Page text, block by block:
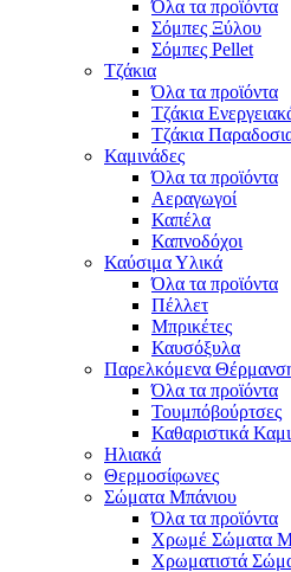
Όλα τα προϊόντα
Σόμπες Ξύλου
Σόμπες Pellet
Τζάκια
Όλα τα προϊόντα
Τζάκια
Τζάκια
Καμινάδες
Όλα τα προϊόντα
Αεραγωγοί
Καπέλα
Καπνοδόχοι
Καύσιμα Υλικά
Όλα τα προϊόντα
Πέλλετ
Μπρικέτες
Καυσόξυλα
Παρελκόμενα
Όλα τα προϊόντα
Τουμπόβούρτσες
Καθαριστικά
Ηλιακά
Θερμοσίφωνες
Σώματα Μπάνιου
Όλα τα προϊόντα
Χρωμέ Σώματα
Χρωματιστά